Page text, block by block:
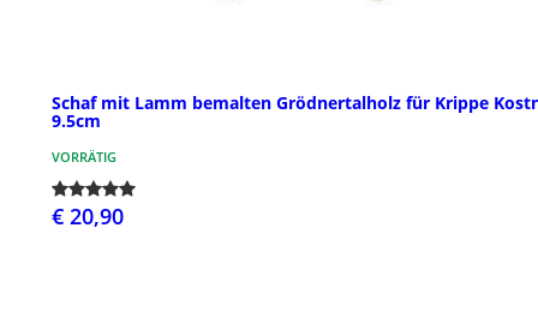
Schaf mit Lamm bemalten Grödnertalholz für Krippe
9.5cm
VORRÄTIG
€ 20,90